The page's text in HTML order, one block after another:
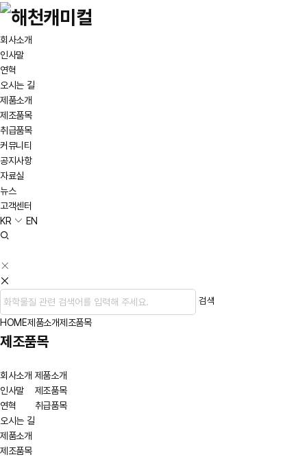
회사소개
인사말
연혁
오시는 길
제품소개
제조품목
취급품목
커뮤니티
공지사항
자료실
뉴스
고객센터
KR
EN
검색
HOME제품소개제조품목
제조품목
회사소개
인사말
연혁
오시는 길
제품소개
제조품목
제품소개
제조품목
취급품목